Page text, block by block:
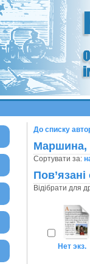
До списку
Маршина,
Сортувати за:
Відібрати для
Нет экз.